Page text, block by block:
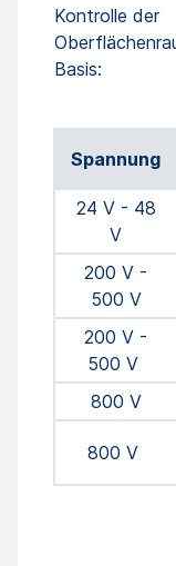
Kontrolle der
Basis:
Spannung
24 V - 48
V
200 V -
500 V
200 V -
500 V
800 V
800 V